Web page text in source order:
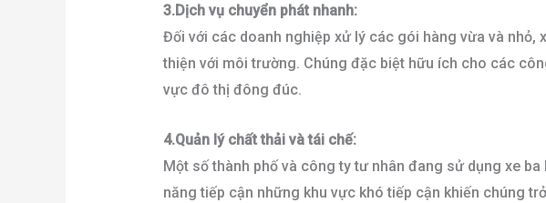
3.Dịch vụ chuyển phát nhanh:
Đối với các doanh nghiệp xử lý các gói hàng vừa và nhỏ,
thiện với môi trường. Chúng đặc biệt hữu ích cho các
vực đô thị đông đúc.
4.Quản lý chất thải và tái chế:
Một số thành phố và công ty tư nhân đang sử dụng xe
năng tiếp cận những khu vực khó tiếp cận khiến chúng